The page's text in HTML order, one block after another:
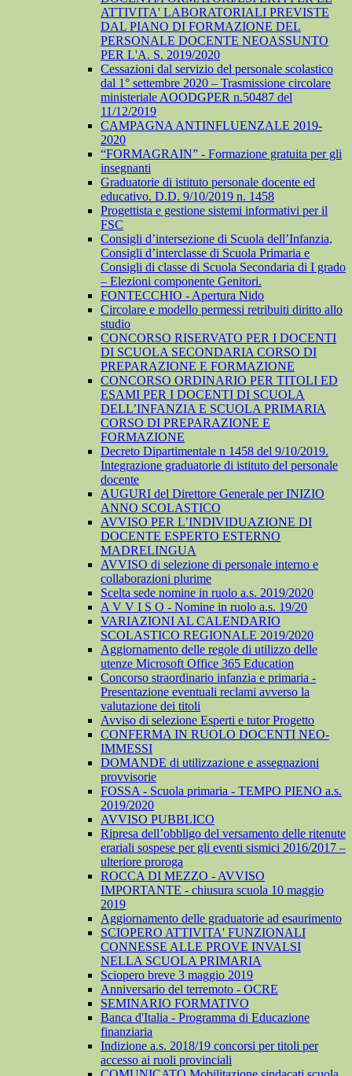
ATTIVITA' LABORATORIALI PREVISTE
DAL PIANO DI FORMAZIONE DEL
PERSONALE DOCENTE NEOASSUNTO
PER L'A. S. 2019/2020
Cessazioni dal servizio del personale scolastico
dal 1° settembre 2020 – Trasmissione circolare
ministeriale AOODGPER n.50487 del
11/12/2019
CAMPAGNA ANTINFLUENZALE 2019-
2020
“FORMAGRAIN” - Formazione gratuita per gli
insegnanti
Graduatorie di istituto personale docente ed
educativo. D.D. 9/10/2019 n. 1458
Progettista e gestione sistemi informativi per il
FSC
Consigli d’intersezione di Scuola dell’Infanzia,
Consigli d’interclasse di Scuola Primaria e
Consigli di classe di Scuola Secondaria di I grado
– Elezioni componente Genitori.
FONTECCHIO - Apertura Nido
Circolare e modello permessi retribuiti diritto allo
studio
CONCORSO RISERVATO PER I DOCENTI
DI SCUOLA SECONDARIA CORSO DI
PREPARAZIONE E FORMAZIONE
CONCORSO ORDINARIO PER TITOLI ED
ESAMI PER I DOCENTI DI SCUOLA
DELL’INFANZIA E SCUOLA PRIMARIA
CORSO DI PREPARAZIONE E
FORMAZIONE
Decreto Dipartimentale n 1458 del 9/10/2019.
Integrazione graduatorie di istituto del personale
docente
AUGURI del Direttore Generale per INIZIO
ANNO SCOLASTICO
AVVISO PER L’INDIVIDUAZIONE DI
DOCENTE ESPERTO ESTERNO
MADRELINGUA
AVVISO di selezione di personale interno e
collaborazioni plurime
Scelta sede nomine in ruolo a.s. 2019/2020
A V V I S O - Nomine in ruolo a.s. 19/20
VARIAZIONI AL CALENDARIO
SCOLASTICO REGIONALE 2019/2020
Aggiornamento delle regole di utilizzo delle
utenze Microsoft Office 365 Education
Concorso straordinario infanzia e primaria -
Presentazione eventuali reclami avverso la
valutazione dei titoli
Avviso di selezione Esperti e tutor Progetto
CONFERMA IN RUOLO DOCENTI NEO-
IMMESSI
DOMANDE di utilizzazione e assegnazioni
provvisorie
FOSSA - Scuola primaria - TEMPO PIENO a.s.
2019/2020
AVVISO PUBBLICO
Ripresa dell’obbligo del versamento delle ritenute
erariali sospese per gli eventi sismici 2016/2017 –
ulteriore proroga
ROCCA DI MEZZO - AVVISO
IMPORTANTE - chiusura scuola 10 maggio
2019
Aggiornamento delle graduatorie ad esaurimento
SCIOPERO ATTIVITA' FUNZIONALI
CONNESSE ALLE PROVE INVALSI
NELLA SCUOLA PRIMARIA
Sciopero breve 3 maggio 2019
Anniversario del terremoto - OCRE
SEMINARIO FORMATIVO
Banca d'Italia - Programma di Educazione
finanziaria
Indizione a.s. 2018/19 concorsi per titoli per
accesso ai ruoli provinciali